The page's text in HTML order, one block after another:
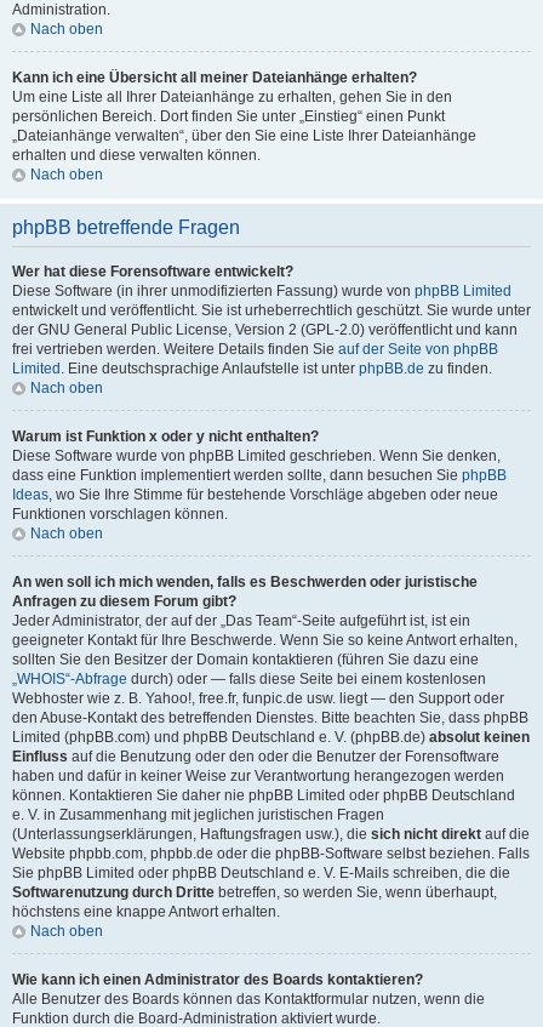
Administration.
Nach oben
Kann ich eine Übersicht all meiner Dateianhänge erhalten?
Um eine Liste all Ihrer Dateianhänge zu erhalten, gehen Sie in den
persönlichen Bereich. Dort finden Sie unter „Einstieg“ einen Punkt
„Dateianhänge verwalten“, über den Sie eine Liste Ihrer Dateianhänge
erhalten und diese verwalten können.
Nach oben
phpBB betreffende Fragen
Wer hat diese Forensoftware entwickelt?
Diese Software (in ihrer unmodifizierten Fassung) wurde von phpBB Limited
entwickelt und veröffentlicht. Sie ist urheberrechtlich geschützt. Sie wurde unter
der GNU General Public License, Version 2 (GPL-2.0) veröffentlicht und kann
frei vertrieben werden. Weitere Details finden Sie auf der Seite von phpBB
Limited . Eine deutschsprachige Anlaufstelle ist unter phpBB.de zu finden.
Nach oben
Warum ist Funktion x oder y nicht enthalten?
Diese Software wurde von phpBB Limited geschrieben. Wenn Sie denken,
dass eine Funktion implementiert werden sollte, dann besuchen Sie phpBB
Ideas, wo Sie Ihre Stimme für bestehende Vorschläge abgeben oder neue
Funktionen vorschlagen können.
Nach oben
An wen soll ich mich wenden, falls es Beschwerden oder juristische
Anfragen zu diesem Forum gibt?
Jeder Administrator, der auf der „Das Team“-Seite aufgeführt ist, ist ein
geeigneter Kontakt für Ihre Beschwerde. Wenn Sie so keine Antwort erhalten,
sollten Sie den Besitzer der Domain kontaktieren (führen Sie dazu eine
„WHOIS“-Abfrage durch) oder — falls diese Seite bei einem kostenlosen
Webhoster wie z. B. Yahoo!, free.fr, funpic.de usw. liegt — den Support oder
den Abuse-Kontakt des betreffenden Dienstes. Bitte beachten Sie, dass phpBB
Limited (phpBB.com) und phpBB Deutschland e. V. (phpBB.de) absolut keinen
Einfluss auf die Benutzung oder den oder die Benutzer der Forensoftware
haben und dafür in keiner Weise zur Verantwortung herangezogen werden
können. Kontaktieren Sie daher nie phpBB Limited oder phpBB Deutschland
e. V. in Zusammenhang mit jeglichen juristischen Fragen
(Unterlassungserklärungen, Haftungsfragen usw.), die sich nicht direkt auf die
Website phpbb.com, phpbb.de oder die phpBB-Software selbst beziehen. Falls
Sie phpBB Limited oder phpBB Deutschland e. V. E-Mails schreiben, die die
Softwarenutzung durch Dritte betreffen, so werden Sie, wenn überhaupt,
höchstens eine knappe Antwort erhalten.
Nach oben
Wie kann ich einen Administrator des Boards kontaktieren?
Alle Benutzer des Boards können das Kontaktformular nutzen, wenn die
Funktion durch die Board-Administration aktiviert wurde.